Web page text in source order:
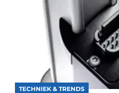
TECHNIEK & TRENDS